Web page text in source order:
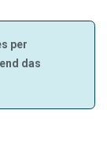
per
das